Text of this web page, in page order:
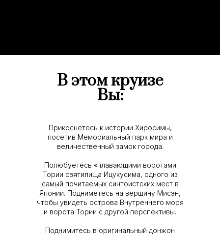
В этом круизе
Вы:
Прикоснётесь к истории Хиросимы,
посетив Мемориальный парк мира и
величественный замок города.
Полюбуетесь «плавающими воротами
Тории святилища Ицукусима, одного из
самый почитаемых синтоистских мест в
Японии. Подниметесь на вершину Мисэн,
чтобы увидеть острова Внутреннего моря
и ворота Тории с другой перспективы.
Поднимитесь в оригинальный донжон